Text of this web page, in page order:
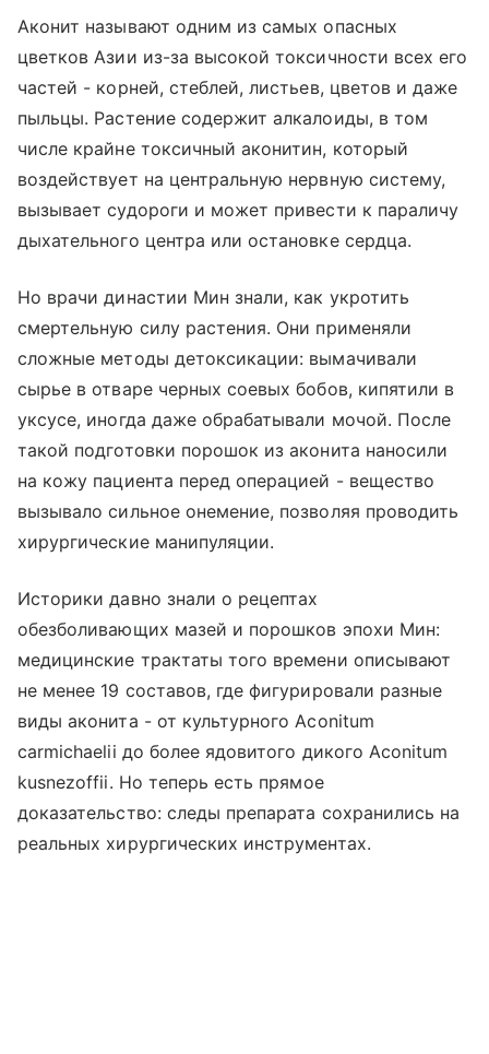
Аконит называют одним из самых опасных
цветков Азии из-за высокой токсичности всех его
частей - корней, стеблей, листьев, цветов и даже
пыльцы. Растение содержит алкалоиды, в том
числе крайне токсичный аконитин, который
воздействует на центральную нервную систему,
вызывает судороги и может привести к параличу
дыхательного центра или остановке сердца.
Но врачи династии Мин знали, как укротить
смертельную силу растения. Они применяли
сложные методы детоксикации: вымачивали
сырье в отваре черных соевых бобов, кипятили в
уксусе, иногда даже обрабатывали мочой. После
такой подготовки порошок из аконита наносили
на кожу пациента перед операцией - вещество
вызывало сильное онемение, позволяя проводить
хирургические манипуляции.
Историки давно знали о рецептах
обезболивающих мазей и порошков эпохи Мин:
медицинские трактаты того времени описывают
не менее 19 составов, где фигурировали разные
виды аконита - от культурного Aconitum
carmichaelii до более ядовитого дикого Aconitum
kusnezoffii. Но теперь есть прямое
доказательство: следы препарата сохранились на
реальных хирургических инструментах.